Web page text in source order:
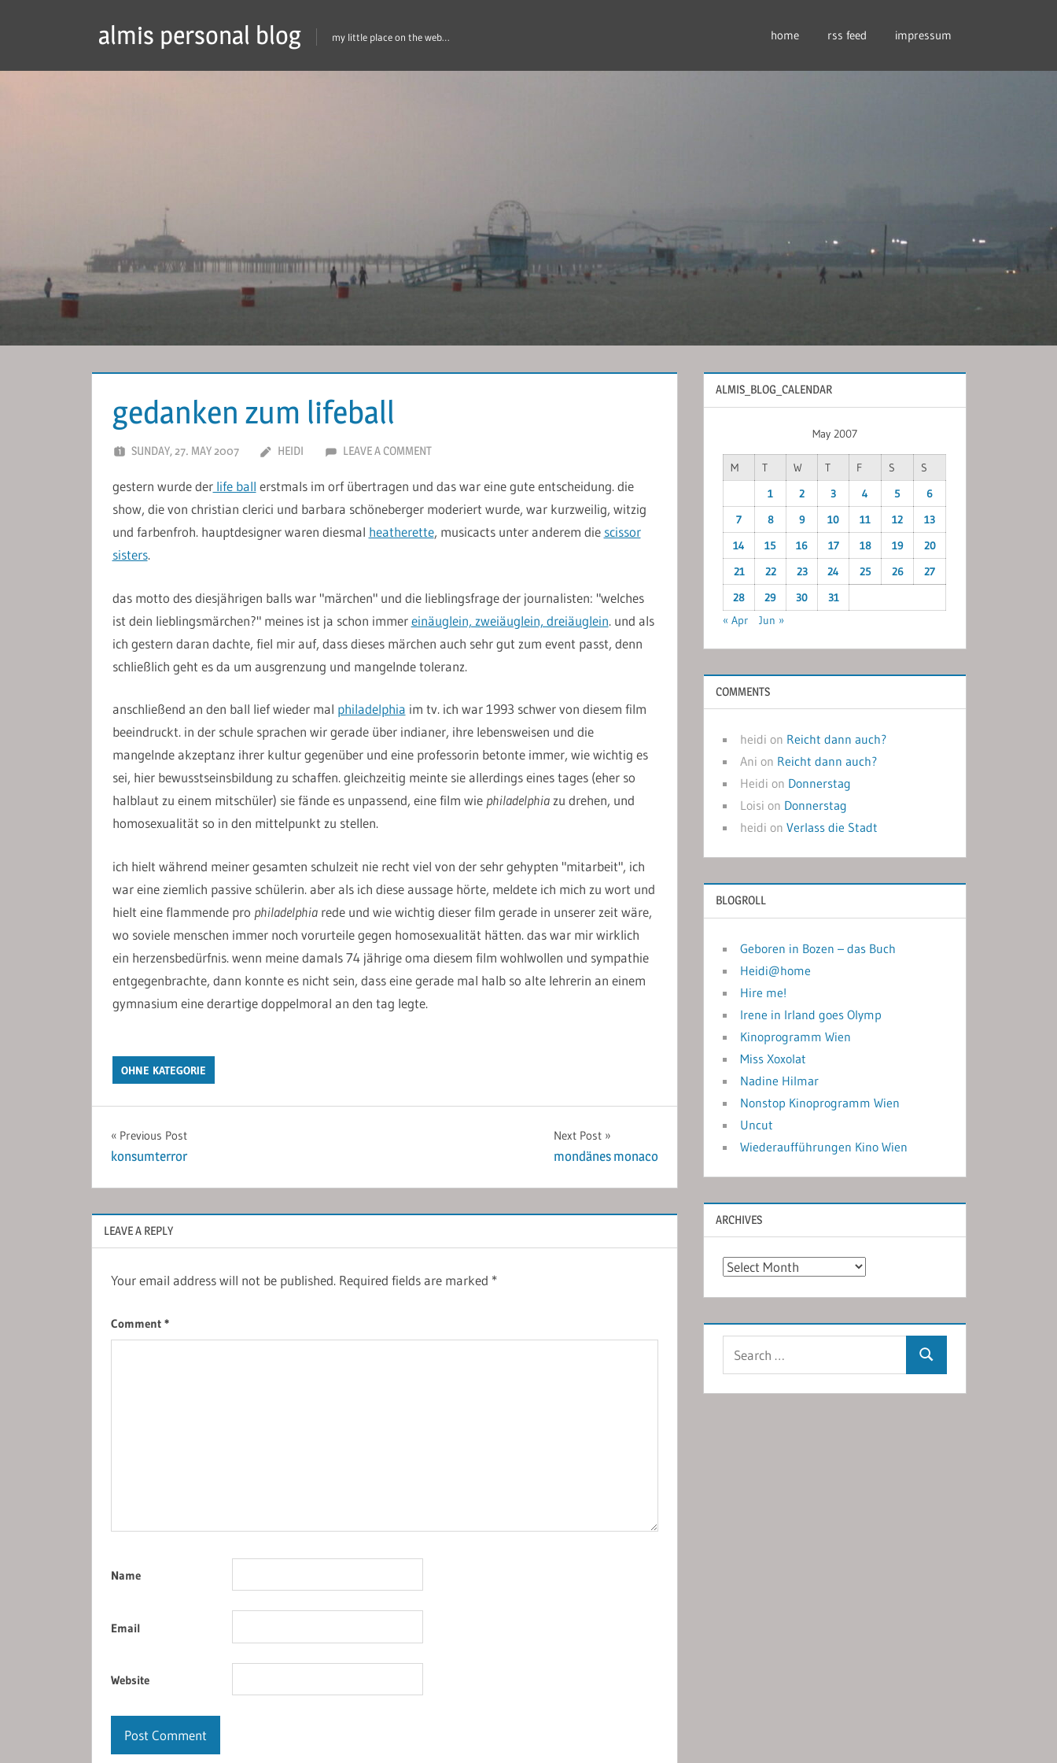
almis personal blog my little place on the web… home rss feed impressum
gedanken zum lifeball
SUNDAY, 27. MAY 2007 HEIDI LEAVE A COMMENT
gestern wurde derlife ball erstmals im orf übertragen und das war eine gute entscheidung. die
show, die von christian clerici und barbara schöneberger moderiert wurde, war kurzweilig, witzig
und farbenfroh. hauptdesigner waren diesmal heatherette, musicacts unter anderem die scissor
sisters.
das motto des diesjährigen balls war "märchen" und die lieblingsfrage der journalisten: "welches
ist dein lieblingsmärchen?" meines ist ja schon immereinäuglein, zweiäuglein, dreiäuglein. und als
ich gestern daran dachte, fiel mir auf, dass dieses märchen auch sehr gut zum event passt, denn
schließlich geht es da um ausgrenzung und mangelnde toleranz.
anschließend an den ball lief wieder mal philadelphia im tv. ich war 1993 schwer von diesem film
beeindruckt. in der schule sprachen wir gerade über indianer, ihre lebensweisen und die
mangelnde akzeptanz ihrer kultur gegenüber und eine professorin betonte immer, wie wichtig es
sei, hier bewusstseinsbildung zu schaffen. gleichzeitig meinte sie allerdings eines tages (eher so
halblaut zu einem mitschüler) sie fände es unpassend, eine film wie philadelphiazu drehen, und
homosexualität so in den mittelpunkt zu stellen.
ich hielt während meiner gesamten schulzeit nie recht viel von der sehr gehypten "mitarbeit", ich
war eine ziemlich passive schülerin. aber als ich diese aussage hörte, meldete ich mich zu wort und
hielt eine flammende pro philadelphiarede und wie wichtig dieser film gerade in unserer zeit wäre,
wo soviele menschen immer noch vorurteile gegen homosexualität hätten. das war mir wirklich
ein herzensbedürfnis. wenn meine damals 74 jährige oma diesem film wohlwollen und sympathie
entgegenbrachte, dann konnte es nicht sein, dass eine gerade mal halb so alte lehrerin an einem
gymnasium eine derartige doppelmoral an den tag legte.
OHNE KATEGORIE
Post
navigation
Previous Post
konsumterror
Next Post
mondänes monaco
LEAVE A REPLY
Your email address will not be published. Required fields are marked *
Comment *
Name
Email
Website
ALMIS_BLOG_CALENDAR
May 2007
M T W T F S
S
1
2 3 4 5
6
7
8 9 10 11 12
13
14
15 16 17 18 19
20
21
22 23 24 25 26
27
28
29 30
31
« Apr
Jun »
COMMENTS
heidi on Reicht dann auch?
Ani on Reicht dann auch?
Heidi on Donnerstag
Loisi on Donnerstag
heidi onVerlass die Stadt
BLOGROLL
Geboren in Bozen – das Buch
Heidi@home
Hire me!
Irene in Irland goes Olymp
Kinoprogramm Wien
Miss Xoxolat
Nadine Hilmar
Nonstop Kinoprogramm Wien
Uncut
Wiederaufführungen Kino Wien
ARCHIVES
Archives
Search